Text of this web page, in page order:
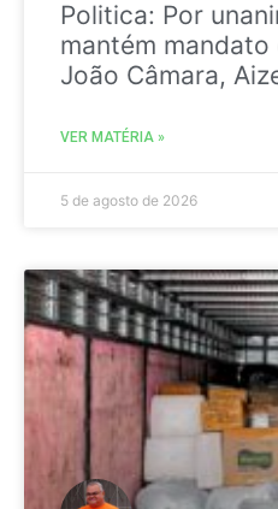
Politica: Por
mantém
João Câmara,
VER MATÉRIA »
5 de agosto de 2026